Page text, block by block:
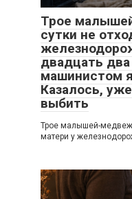
Трое
сутки не
двадцать
машинистом
Казалось,
выбить
Трое малышей-
матери у